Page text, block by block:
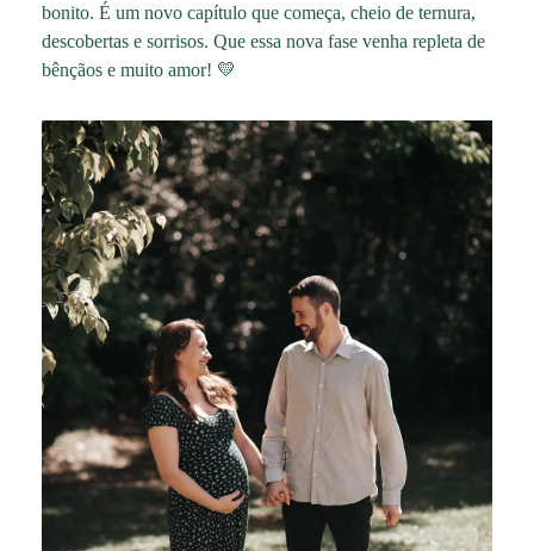
bonito. É um novo capítulo que começa, cheio de ternura,
descobertas e sorrisos. Que essa nova fase venha repleta de
bênçãos e muito amor! 💛